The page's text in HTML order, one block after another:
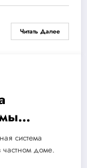
Читать Далее
система
частном доме.